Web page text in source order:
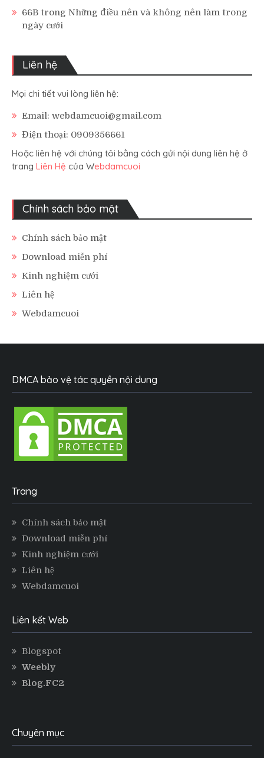
66B trong Những điều nên và không nên làm trong
ngày cưới
Liên hệ
Mọi chi tiết vui lòng liên hệ:
Email: webdamcuoi@gmail.com
Điện thoại: 0909356661
Hoặc liên hệ với chúng tôi bằng cách gửi nội dung liên hệ ở
trang Liên Hệ của Webdamcuoi
Chính sách bảo mật
Chính sách bảo mật
Download miễn phí
Kinh nghiệm cưới
Liên hệ
Webdamcuoi
DMCA bảo vệ tác quyền nội dung
Trang
Chính sách bảo mật
Download miễn phí
Kinh nghiệm cưới
Liên hệ
Webdamcuoi
Liên kết Web
Blogspot
Weebly
Blog.FC2
Chuyên mục